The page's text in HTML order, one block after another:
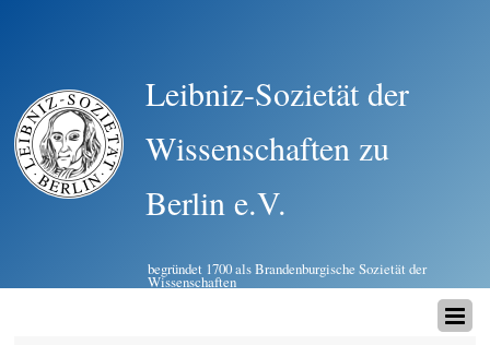
Leibniz-Sozietät der
Wissenschaften zu
Berlin e.V.
begründet 1700 als Brandenburgische Sozietät der
Wissenschaften